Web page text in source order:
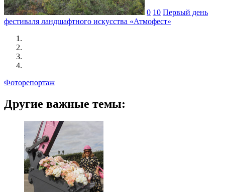
0 10 Первый день
фестиваля ландшафтного искусства «Атмофест»
Фоторепортаж
Другие важные темы: